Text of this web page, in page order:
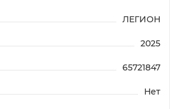
ЛЕГИОН
2025
65721847
Нет